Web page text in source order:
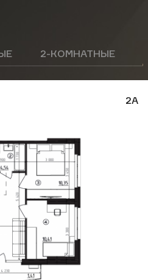
Апартаменты
консультацию
2-КОМНАТНЫЕ
2А